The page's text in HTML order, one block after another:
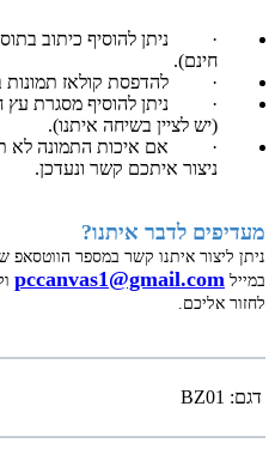
·
חינם).
·
להדפסת קולאז
·
ניתן להוסיף מסגרת
(יש לציין בשיחה איתנו).
·
אם איכות התמונה לא
ניצור איתכם קשר ונעדכן.
מעדיפים לדבר איתנו?
ניתן ליצור איתנו קשר במספר הווטסאפ
במייל pccanvas1@gmail.com
לחזור אליכם.
דגם: BZ01